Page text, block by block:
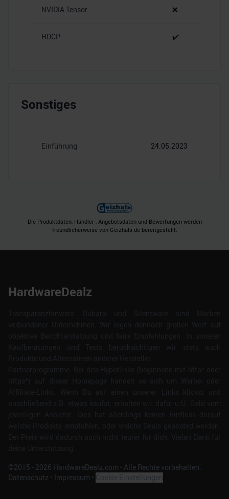
NVIDIA Tensor ❌
HDCP ✔️
Sonstiges
Einführung 24.05.2023
Die Produktdaten, Händler-, Angebotsdaten und Bewertungen werden
freundlicherweise von Geizhals.de bereitgestellt.
HardwareDealz
©2015 - 2026 HardwareDealz.com - Alle Rechte vorbehalten.
Datenschutz • Impressum •